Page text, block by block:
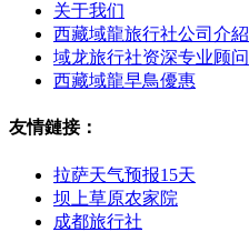
关于我们
西藏域龍旅行社公司介紹
域龙旅行社资深专业顾问
西藏域龍早鳥優惠
友情鏈接：
拉萨天气预报15天
坝上草原农家院
成都旅行社